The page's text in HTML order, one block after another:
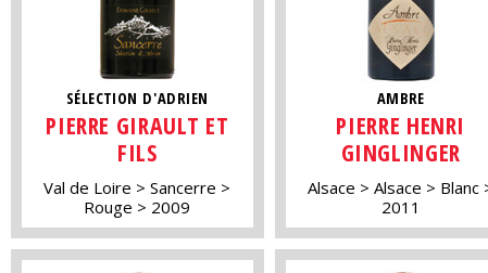
SÉLECTION D'ADRIEN
PIERRE GIRAULT ET
FILS
Val de Loire
Sancerre
Rouge
2009
AMBRE
PIERRE HENRI
GINGLINGER
Alsace Alsace
Blanc
2011